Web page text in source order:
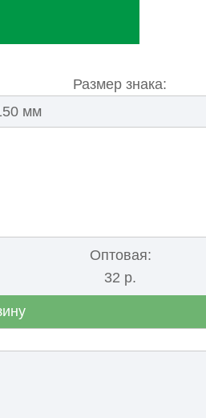
Размер знака:
Оптовая:
32 р.